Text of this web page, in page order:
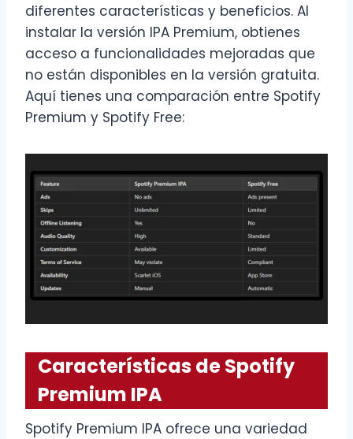
diferentes características y beneficios. Al
instalar la versión IPA Premium, obtienes
acceso a funcionalidades mejoradas que
no están disponibles en la versión gratuita.
Aquí tienes una comparación entre Spotify
Premium y Spotify Free:
Características de Spotify
Premium IPA
Spotify Premium IPA ofrece una variedad